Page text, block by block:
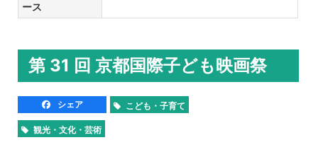
ース
第 31 回 京都国際子ども映画祭
シェア こども・子育て
観光・文化・芸術